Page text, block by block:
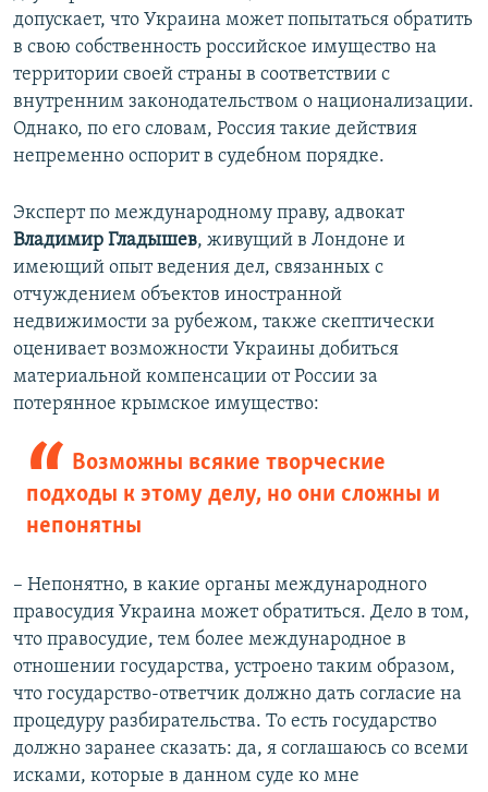
допускает, что Украина может попытаться обратить
в свою собственность российское имущество на
территории своей страны в соответствии с
внутренним законодательством о национализации.
Однако, по его словам, Россия такие действия
непременно оспорит в судебном порядке.
Эксперт по международному праву, адвокат
Владимир Гладышев, живущий в Лондоне и
имеющий опыт ведения дел, связанных с
отчуждением объектов иностранной
недвижимости за рубежом, также скептически
оценивает возможности Украины добиться
материальной компенсации от России за
потерянное крымское имущество:
Возможны всякие творческие
подходы к этому делу, но они сложны и
непонятны
– Непонятно, в какие органы международного
правосудия Украина может обратиться. Дело в том,
что правосудие, тем более международное в
отношении государства, устроено таким образом,
что государство-ответчик должно дать согласие на
процедуру разбирательства. То есть государство
должно заранее сказать: да, я соглашаюсь со всеми
исками, которые в данном суде ко мне